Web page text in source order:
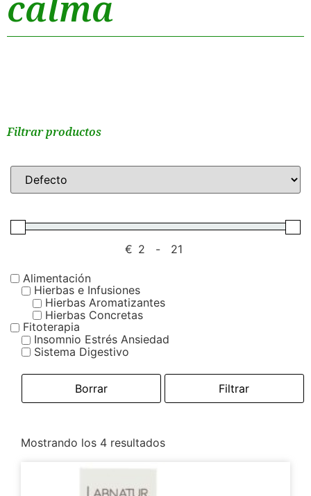
Filtrar productos
€ -
Alimentación
Hierbas e Infusiones
Hierbas Aromatizantes
Hierbas Concretas
Fitoterapia
Insomnio Estrés Ansiedad
Sistema Digestivo
Filtrar
Borrar
Mostrando los 4 resultados